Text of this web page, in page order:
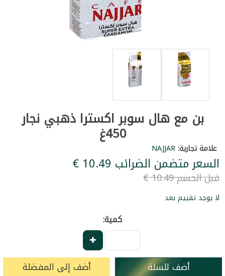
بن مع هال سوبر اكسترا ذهبي نجار
450غ
علامة تجارية:NAJJAR
السعر متضمن الضرائب ‏10.49 €
قبل الحسم ‏10.49 €
لا يوجد تقييم بعد
كمية:
أضف للسلة أضف إلى المفضلة